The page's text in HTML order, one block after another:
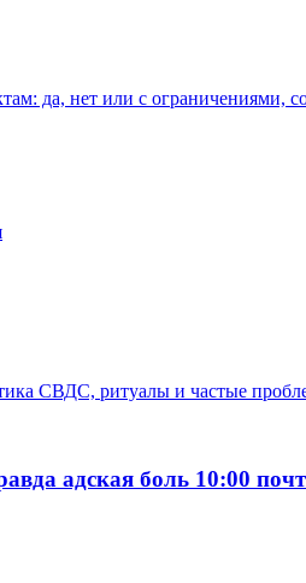
да, нет или с ограничениями,
СВДС, ритуалы и частые
адская боль 10:00